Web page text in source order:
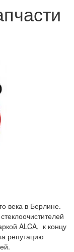
века в Берлине.
ALCA, к концу
репутацию